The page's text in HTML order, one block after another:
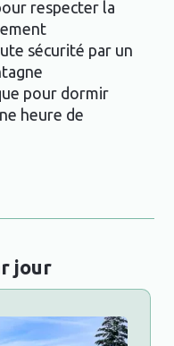
respecter la
sécurité par un
pour dormir
heure de
jour